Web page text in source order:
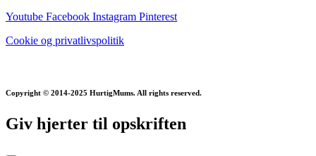
Youtube Facebook Instagram Pinterest
Cookie og privatlivspolitik
Copyright © 2014-2025 HurtigMums. All rights reserved.
Giv hjerter til opskriften